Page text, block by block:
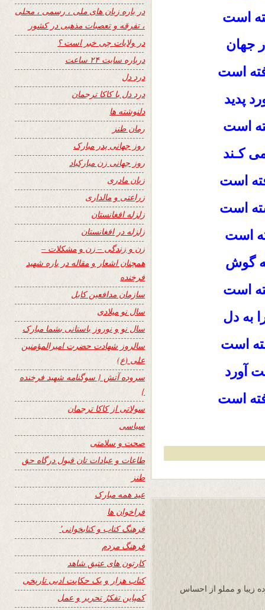
است
جهان
است
پدید
است
کـند
است
است
است
گوش
است
به دل
است
آورد
است
زیبا و مملو از احساس
در باره زبان های ملی ، رسمی ، محلی
، تفرقه و تعصبات مذهبی در کشور
در ولایات چی خبر است ؟
درباره سایت ۲۴ ساعت
درد دل
درد دل با کاکا ترجمان
دلنوشته ها
رمان طنز
روز جهانی پدر مبارک
روز جهانی زن مبارکباد
زبان مادری
زراعتی و مالداری
زلزله افغانستان
زلزله در افغانستان
زن و زندگی – زن و مشکلات –
همچنان اشعار و مقاله در باره شهید
فرخنده
سازمان مدافعین کابل
سال نو میلادی
سال نو و نوروز باستانی بشما مبارک
سالروز شهادت حضرت امیرالمؤمنین
علی (ع)
سروده آتش { سوگنامه شهید فرخنده
}
سولاتی از کاکا ترجمان
سیاسی
صحت و سلامتی
طاعات و عبادات تان قبول درگاه حق
طنز
عید همه مبارک
فراخوان ها
فرهنگ کتاب و کتابخوانی٬
فرهنگ مردم
کارتون های عتیق شاهد
کتاب هزار و یک حکایت ادبی تاریخی
کمپاین تفکرُ تحریر و عمل